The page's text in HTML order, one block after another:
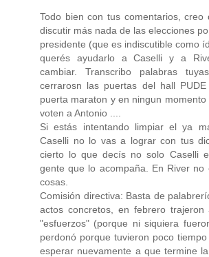
Todo bien con tus comentarios, creo
discutir más nada de las elecciones
presidente (que es indiscutible como
querés ayudarlo a Caselli y a
cambiar. Transcribo palabras
cerrarosn las puertas del hall
puerta maraton y en ningun
voten a Antonio ....
Si estás intentando limpiar el ya
Caselli no lo vas a lograr con tus
cierto lo que decís no solo Caselli
gente que lo acompaña. En River no
cosas.
Comisión directiva: Basta de
actos concretos, en febrero
"esfuerzos" (porque ni siquiera
perdonó porque tuvieron poco
esperar nuevamente a que termine